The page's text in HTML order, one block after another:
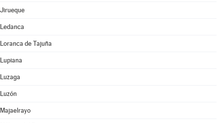
Jirueque
Ledanca
Loranca de Tajuña
Lupiana
Luzaga
Luzón
Majaelrayo